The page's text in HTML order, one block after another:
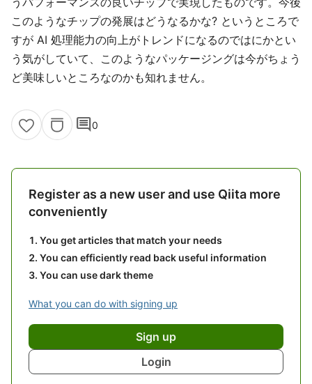
このようなチップの発展はどうなるかな? というところで
すが AI 処理能力の向上がトレンドになるのではにかとい
う気がしていて、このようなパッケージングは今がちょう
ど美味しいところなのかも知れません。
comment0
Register as a new user and use Qiita more
conveniently
You get articles that match your needs
You can efficiently read back useful information
You can use dark theme
What you can do with signing up
Sign up
Login